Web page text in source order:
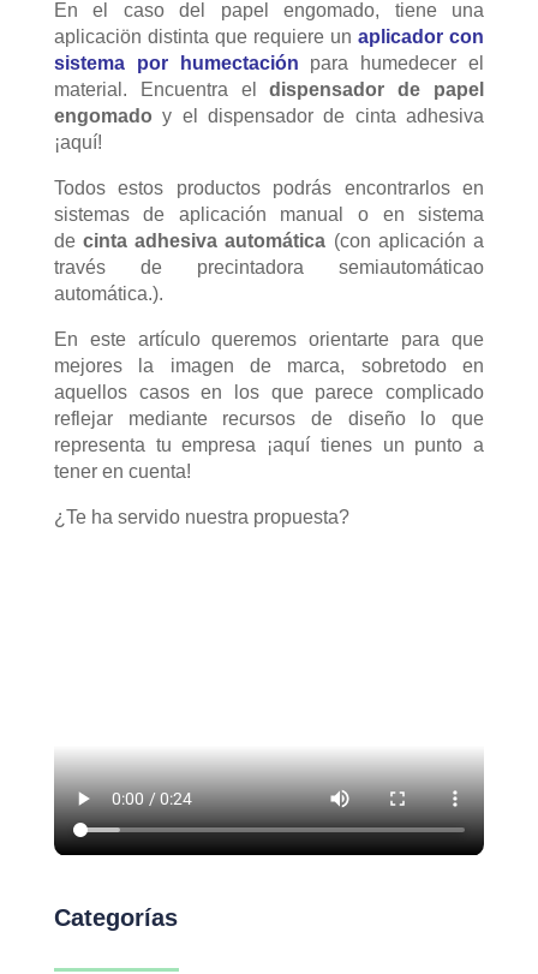
En el caso del papel engomado, tiene una
aplicaciön distinta que requiere unaplicador con
sistema por humectación
para humedecer el
material. Encuentra eldispensador de papel
engomadoy el dispensador de cinta adhesiva
¡aquí!
Todos estos productos podrás encontrarlos en
sistemas de aplicación manual o en sistema
decinta adhesiva automática (con aplicación a
través de precintadora semiautomáticao
automática.).
En este artículo queremos orientarte para que
mejores la imagen de marca, sobretodo en
aquellos casos en los que parece complicado
reflejar mediante recursos de diseño lo que
representa tu empresa ¡aquí tienes un punto a
tener en cuenta!
¿Te ha servido nuestra propuesta?
Categorías